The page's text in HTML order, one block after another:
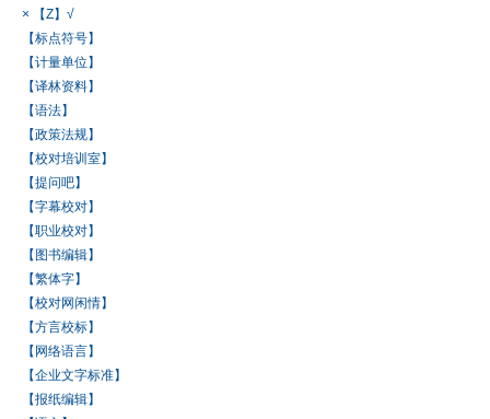
× 【Z】√
【标点符号】
【计量单位】
【译林资料】
【语法】
【政策法规】
【校对培训室】
【提问吧】
【字幕校对】
【职业校对】
【图书编辑】
【繁体字】
【校对网闲情】
【方言校标】
【网络语言】
【企业文字标准】
【报纸编辑】